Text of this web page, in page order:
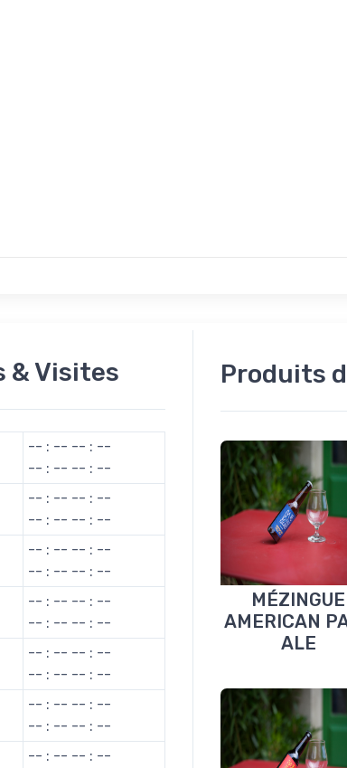
& Visites
-- : -- -- : --
-- : -- -- : --
-- : -- -- : --
-- : -- -- : --
-- : -- -- : --
-- : -- -- : --
-- : -- -- : --
-- : -- -- : --
-- : -- -- : --
-- : -- -- : --
-- : -- -- : --
-- : -- -- : --
-- : -- -- : --
Produits
MÉZINGUE
AMERICAN
ALE